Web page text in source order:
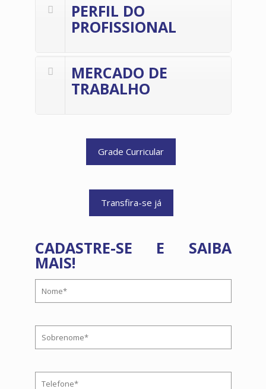
PERFIL DO
PROFISSIONAL
MERCADO DE
TRABALHO
Grade Curricular
Transfira-se já
CADASTRE-SE E SAIBA
MAIS!